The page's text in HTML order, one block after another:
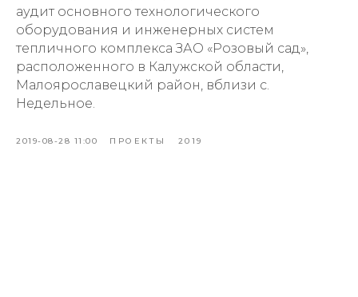
аудит основного технологического
оборудования и инженерных систем
тепличного комплекса ЗАО «Розовый сад»,
расположенного в Калужской области,
Малоярославецкий район, вблизи с.
Недельное.
2019-08-28 11:00 ПРОЕКТЫ 2019